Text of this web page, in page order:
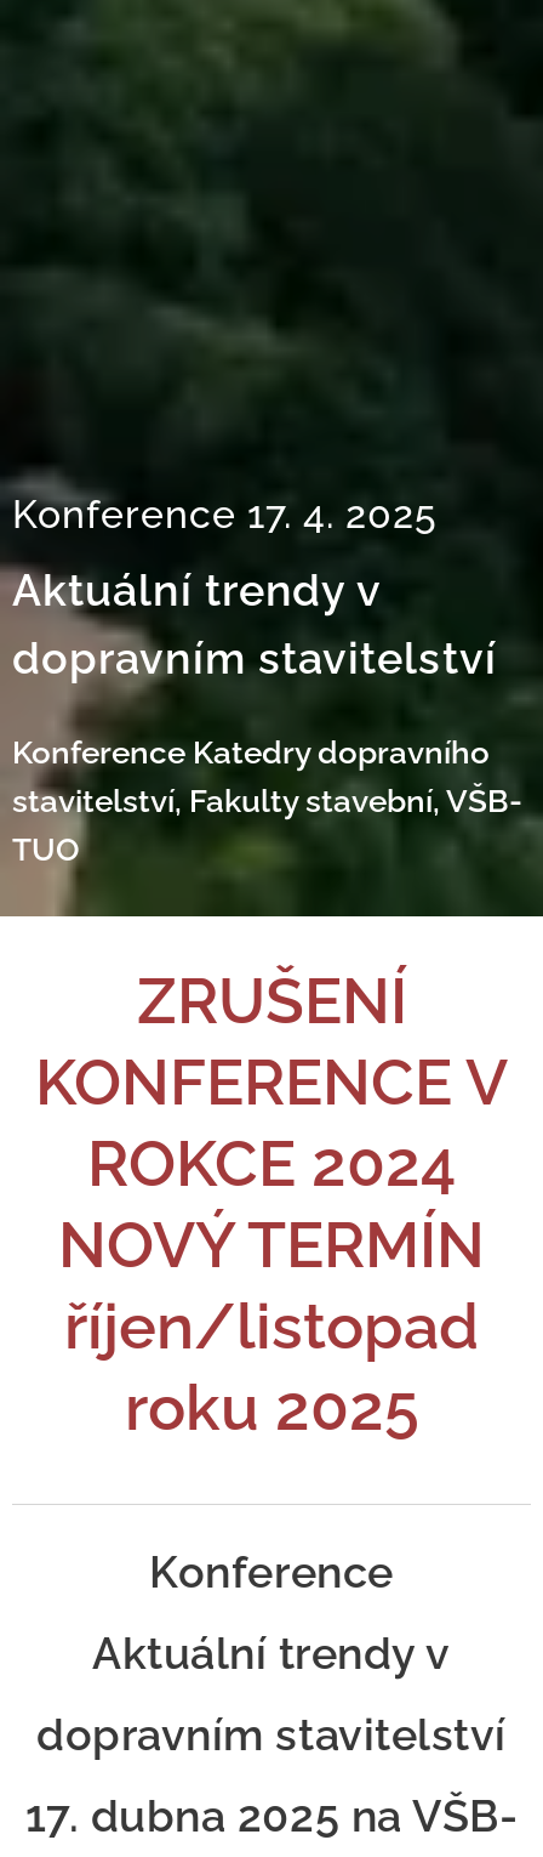
Konference 17. 4. 2025
Aktuální trendy v
dopravním stavitelství
Konference Katedry dopravního
stavitelství, Fakulty stavební, VŠB-
TUO
ZRUŠENÍ
KONFERENCE V
ROKCE 2024
NOVÝ TERMÍN
říjen/listopad
roku 2025
Konference
Aktuální trendy v
dopravním stavitelství
17. dubna 2025 na VŠB-